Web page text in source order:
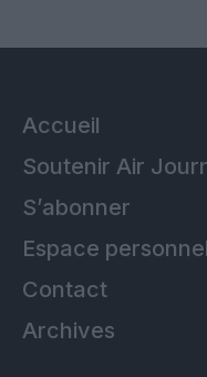
Accueil
Soutenir Air
S’abonner
Espace personnel
Contact
Archives